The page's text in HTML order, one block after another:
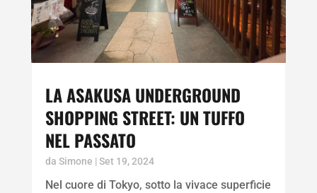
LA ASAKUSA UNDERGROUND
SHOPPING STREET: UN TUFFO
NEL PASSATO
da Simone | Set 19, 2024
Nel cuore di Tokyo, sotto la vivace superficie